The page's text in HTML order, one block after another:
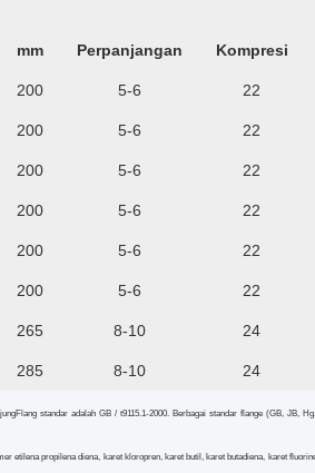
mm Perpanjangan Kompresi
200 5-6 22
200 5-6 22
200 5-6 22
200 5-6 22
200 5-6 22
200 5-6 22
265 8-10 24
285 8-10 24
Flang standar adalah GB / t9115.1-2000. Berbagai standar flange (GB, JB,
etilena propilena diena, karet kloropren, karet butil, karet butadiena, karet